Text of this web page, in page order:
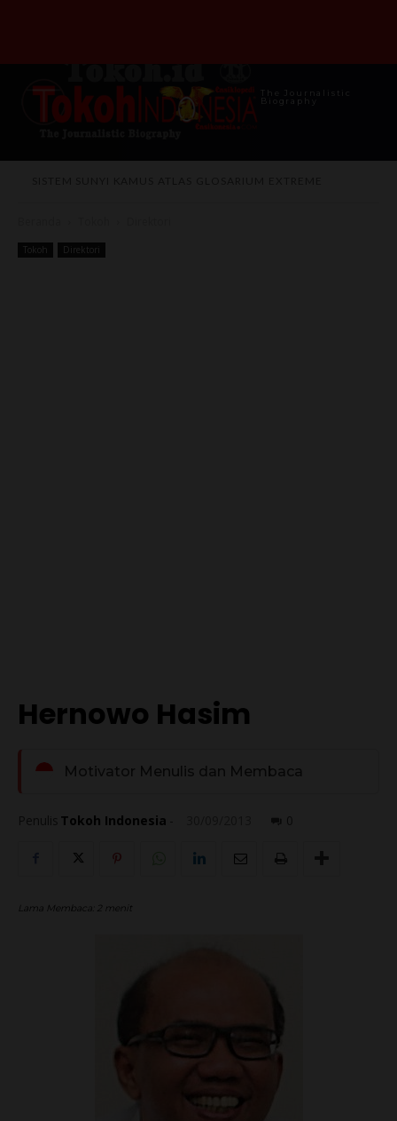
The Journalistic
Biography
Tokoh Direktori
Hernowo Hasim
Motivator Menulis dan Membaca
Tokoh Indonesia
Lama Membaca: 2 menit